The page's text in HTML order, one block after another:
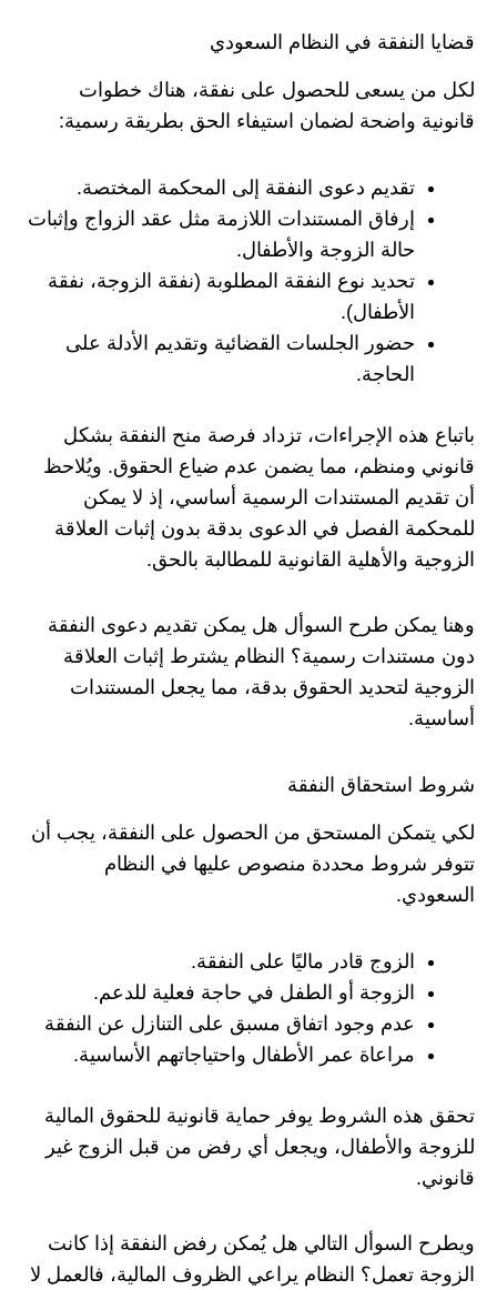
قضايا النفقة في النظام السعودي
لكل من يسعى للحصول على نفقة، هناك خطوات
قانونية واضحة لضمان استيفاء الحق بطريقة رسمية:
تقديم دعوى النفقة إلى المحكمة المختصة.
إرفاق المستندات اللازمة مثل عقد الزواج وإثبات
حالة الزوجة والأطفال.
تحديد نوع النفقة المطلوبة (نفقة الزوجة، نفقة
الأطفال).
حضور الجلسات القضائية وتقديم الأدلة على
الحاجة.
باتباع هذه الإجراءات، تزداد فرصة منح النفقة بشكل
قانوني ومنظم، مما يضمن عدم ضياع الحقوق. ويُلاحظ
أن تقديم المستندات الرسمية أساسي، إذ لا يمكن
للمحكمة الفصل في الدعوى بدقة بدون إثبات العلاقة
الزوجية والأهلية القانونية للمطالبة بالحق.
وهنا يمكن طرح السوأل هل يمكن تقديم دعوى النفقة
دون مستندات رسمية؟ النظام يشترط إثبات العلاقة
الزوجية لتحديد الحقوق بدقة، مما يجعل المستندات
أساسية.
شروط استحقاق النفقة
لكي يتمكن المستحق من الحصول على النفقة، يجب أن
تتوفر شروط محددة منصوص عليها في النظام
السعودي.
الزوج قادر ماليًا على النفقة.
الزوجة أو الطفل في حاجة فعلية للدعم.
عدم وجود اتفاق مسبق على التنازل عن النفقة
مراعاة عمر الأطفال واحتياجاتهم الأساسية.
تحقق هذه الشروط يوفر حماية قانونية للحقوق المالية
للزوجة والأطفال، ويجعل أي رفض من قبل الزوج غير
قانوني.
ويطرح السوأل التالي هل يُمكن رفض النفقة إذا كانت
الزوجة تعمل؟ النظام يراعي الظروف المالية، فالعمل لا